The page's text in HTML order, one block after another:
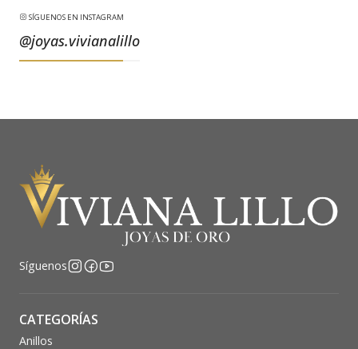
SÍGUENOS EN INSTAGRAM
@joyas.vivianalillo
Síguenos
CATEGORÍAS
Anillos